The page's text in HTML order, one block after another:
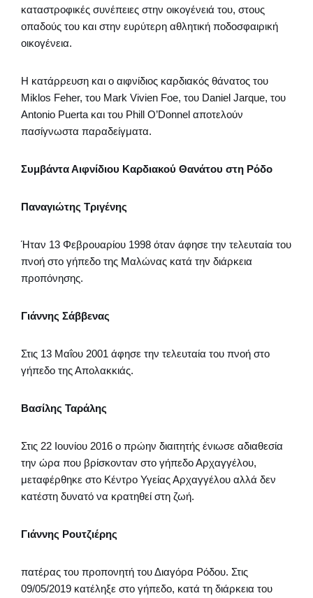
καταστροφικές συνέπειες στην οικογένειά του, στους
οπαδούς του και στην ευρύτερη αθλητική ποδοσφαιρική
οικογένεια.
Η κατάρρευση και ο αιφνίδιος καρδιακός θάνατος του
Miklos Feher, του Mark Vivien Foe, του Daniel Jarque, του
Antonio Puerta και του Phill O’Donnel αποτελούν
πασίγνωστα παραδείγματα.
Συμβάντα Αιφνίδιου Καρδιακού Θανάτου στη Ρόδο
Παναγιώτης Τριγένης
Ήταν 13 Φεβρουαρίου 1998 όταν άφησε την τελευταία του
πνοή στο γήπεδο της Μαλώνας κατά την διάρκεια
προπόνησης.
Γιάννης Σάββενας
Στις 13 Μαΐου 2001 άφησε την τελευταία του πνοή στο
γήπεδο της Απολακκιάς.
Βασίλης Ταράλης
Στις 22 Ιουνίου 2016 ο πρώην διαιτητής ένιωσε αδιαθεσία
την ώρα που βρίσκονταν στο γήπεδο Αρχαγγέλου,
μεταφέρθηκε στο Κέντρο Υγείας Αρχαγγέλου αλλά δεν
κατέστη δυνατό να κρατηθεί στη ζωή.
Γιάννης Ρουτζιέρης
πατέρας του προπονητή του Διαγόρα Ρόδου. Στις
09/05/2019 κατέληξε στο γήπεδο, κατά τη διάρκεια του